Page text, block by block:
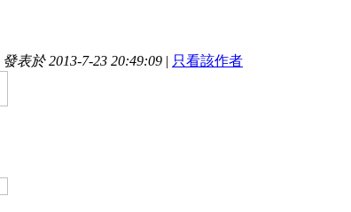
發表於 2013-7-23 20:49:09 | 只看該作者